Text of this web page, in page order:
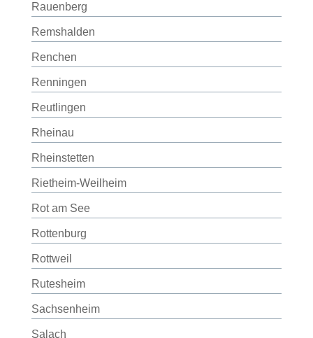
Rauenberg
Remshalden
Renchen
Renningen
Reutlingen
Rheinau
Rheinstetten
Rietheim-Weilheim
Rot am See
Rottenburg
Rottweil
Rutesheim
Sachsenheim
Salach